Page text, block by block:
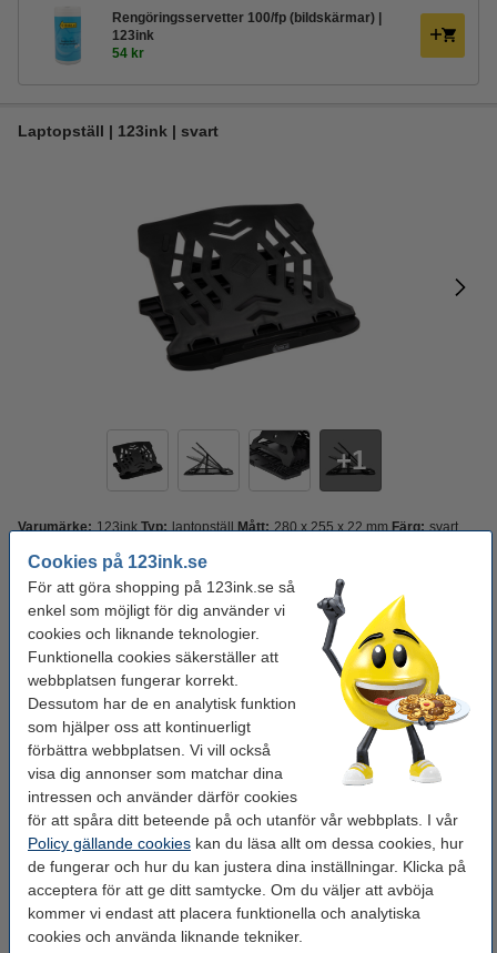
Cookies på 123ink.se
För att göra shopping på 123ink.se så
enkel som möjligt för dig använder vi
cookies och liknande teknologier.
Funktionella cookies säkerställer att
webbplatsen fungerar korrekt.
Dessutom har de en analytisk funktion
som hjälper oss att kontinuerligt
förbättra webbplatsen. Vi vill också
visa dig annonser som matchar dina
intressen och använder därför cookies
för att spåra ditt beteende på och utanför vår webbplats. I vår
Policy gällande cookies kan du läsa allt om dessa cookies, hur
de fungerar och hur du kan justera dina inställningar. Klicka på
acceptera för att ge ditt samtycke. Om du väljer att avböja
kommer vi endast att placera funktionella och analytiska
cookies och använda liknande tekniker.
Rengöringsservetter 100/fp (bildskärmar) |
123ink
54 kr
Laptopställ | 123ink | svart
1
Varumärke: 123ink Typ: laptopställ Mått: 280 x 255 x 22 mm Färg: svart
Se specifikationerna och beskrivningen
Spara upp till25%med varumärket 123ink.
i lager
Beställ nu så skickar vi idag!
150 kr Beställ
Behöver du fler?
Köp3stför endast
Glöm inte att beställa!
Datormus trådlös | 123ink MW100
125 kr